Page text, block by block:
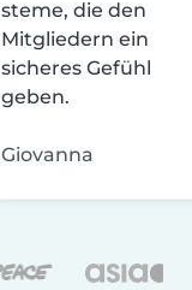
steme, die den
Mitgliedern ein
sicheres Gefühl
geben.
Giovanna